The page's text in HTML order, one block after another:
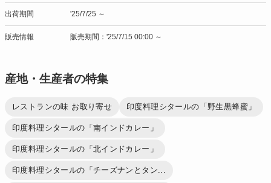
出荷期間 '25/7/25 ～
販売情報 販売期間：'25/7/15 00:00 ～
産地・生産者の特集
レストランの味 お取り寄せ 印度料理シタールの「野生黒蜂蜜」
印度料理シタールの「南インドカレー」
印度料理シタールの「北インドカレー」
印度料理シタールの「チーズナンとタン...